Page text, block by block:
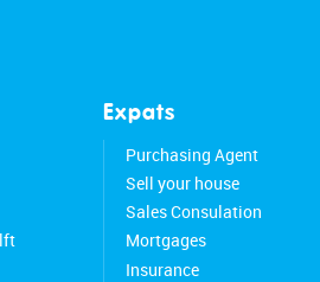
Expats
Purchasing Agent
Sell your house
Sales Consulation
Mortgages
Insurance